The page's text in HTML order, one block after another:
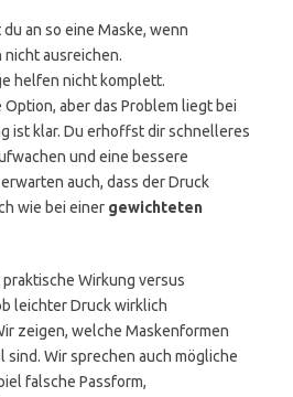
an so eine Maske, wenn
nicht ausreichen.
helfen nicht komplett.
aber das Problem liegt bei
ist klar. Du erhoffst dir schnelleres
und eine bessere
auch, dass der Druck
wie bei einer gewichteten
Wirkung versus
leichter Druck wirklich
zeigen, welche Maskenformen
Wir sprechen auch mögliche
falsche Passform,